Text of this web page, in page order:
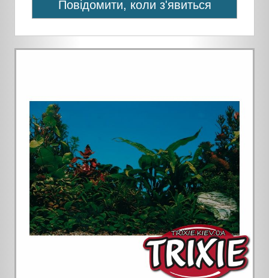
Повідомити, коли з'явиться